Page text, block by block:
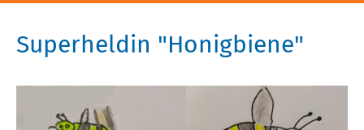
Superheldin "Honigbiene"